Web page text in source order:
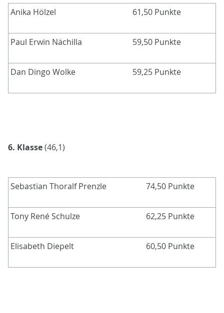
Anika Hölzel 61,50 Punkte
Paul Erwin Nächilla 59,50 Punkte
Dan Dingo Wolke 59,25 Punkte
6. Klasse(46,1)
Sebastian Thoralf Prenzle 74,50 Punkte
Tony René Schulze 62,25 Punkte
Elisabeth Diepelt 60,50 Punkte